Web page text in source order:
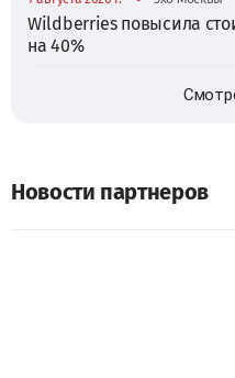
Wildberries повысила
на 40%
Новости партнеров